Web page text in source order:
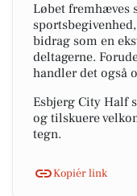
Løbet fremhæves
bidrag som en
deltagerne.
handler det også
Esbjerg City Half
og tilskuere
tegn.
Kopiér link